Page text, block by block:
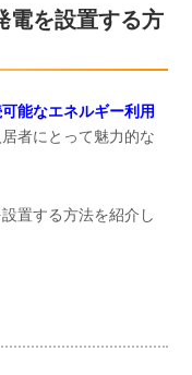
電を設置する方
能なエネルギー利用
者にとって魅力的な
置する方法を紹介し